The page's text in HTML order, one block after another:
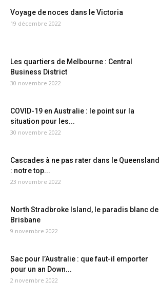
Voyage de noces dans le Victoria
19 décembre 2022
Les quartiers de Melbourne : Central
Business District
30 novembre 2022
COVID-19 en Australie : le point sur la
situation pour les...
30 novembre 2022
Cascades à ne pas rater dans le Queensland
: notre top...
23 novembre 2022
North Stradbroke Island, le paradis blanc de
Brisbane
9 novembre 2022
Sac pour l’Australie : que faut-il emporter
pour un an Down...
2 novembre 2022